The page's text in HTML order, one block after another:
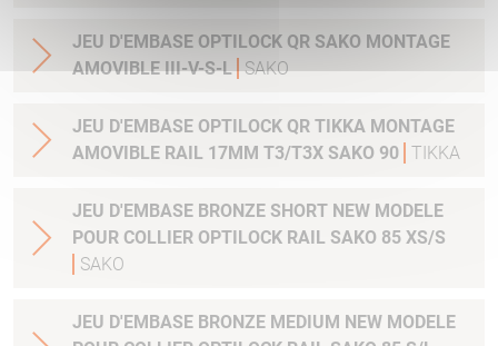
JEU D'EMBASE OPTILOCK QR SAKO MONTAGE
AMOVIBLE III-V-S-L SAKO
JEU D'EMBASE OPTILOCK QR TIKKA MONTAGE
AMOVIBLE RAIL 17MM T3/T3X SAKO 90 TIKKA
JEU D'EMBASE BRONZE SHORT NEW MODELE
POUR COLLIER OPTILOCK RAIL SAKO 85 XS/S
SAKO
JEU D'EMBASE BRONZE MEDIUM NEW MODELE